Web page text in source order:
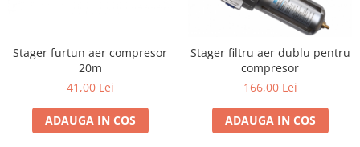
Masti sudura
Sarma sudura MIG/MAG
Electrozi sudura MMA
Baghete si Electrozi sudura
TIG/WIG
Stager furtun aer compresor
20m
41,00 Lei
ADAUGA IN COS
Stager filtru aer dublu pentru
compresor
166,00 Lei
ADAUGA IN COS